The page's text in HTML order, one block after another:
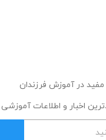
در آموزش فرزندان
اخبار و اطلاعات آموزشی